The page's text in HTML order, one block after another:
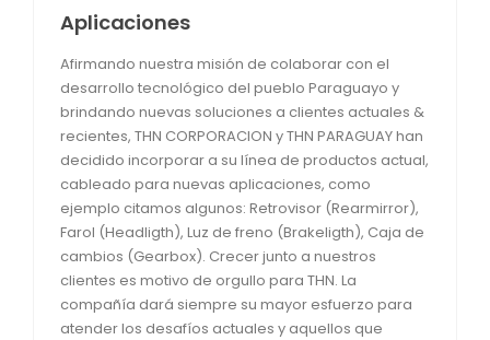
Aplicaciones
Afirmando nuestra misión de colaborar con el
desarrollo tecnológico del pueblo Paraguayo y
brindando nuevas soluciones a clientes actuales &
recientes, THN CORPORACION y THN PARAGUAY han
decidido incorporar a su línea de productos actual,
cableado para nuevas aplicaciones, como
ejemplo citamos algunos: Retrovisor (Rearmirror),
Farol (Headligth), Luz de freno (Brakeligth), Caja de
cambios (Gearbox). Crecer junto a nuestros
clientes es motivo de orgullo para THN. La
compañía dará siempre su mayor esfuerzo para
atender los desafíos actuales y aquellos que